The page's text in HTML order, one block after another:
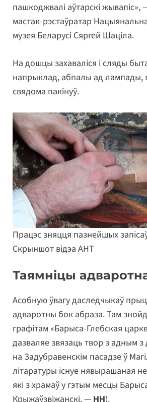
пашкоджвалі аўтарскі жывапіс»,
мастак-рэстаўратар
музея Беларусі Сяргей Шаціла.
На дошцы захаваліся і сляды
напрыклад, абпалы ад лампады,
свядома пакінуў.
Працэс зняцця пазнейшых
Скрыншот відэа АНТ
Таямніцы
Асобную ўвагу даследчыкаў
адваротны бок абраза. Там
графітам «Барыса-Глебская
дазваляе звязаць твор з адным з
на Задубравенскім пасадзе ў
літаратуры існуе нявырашаная
які з храмаў у гэтым месцы
Крыжаўзвіжанскі. — НН).